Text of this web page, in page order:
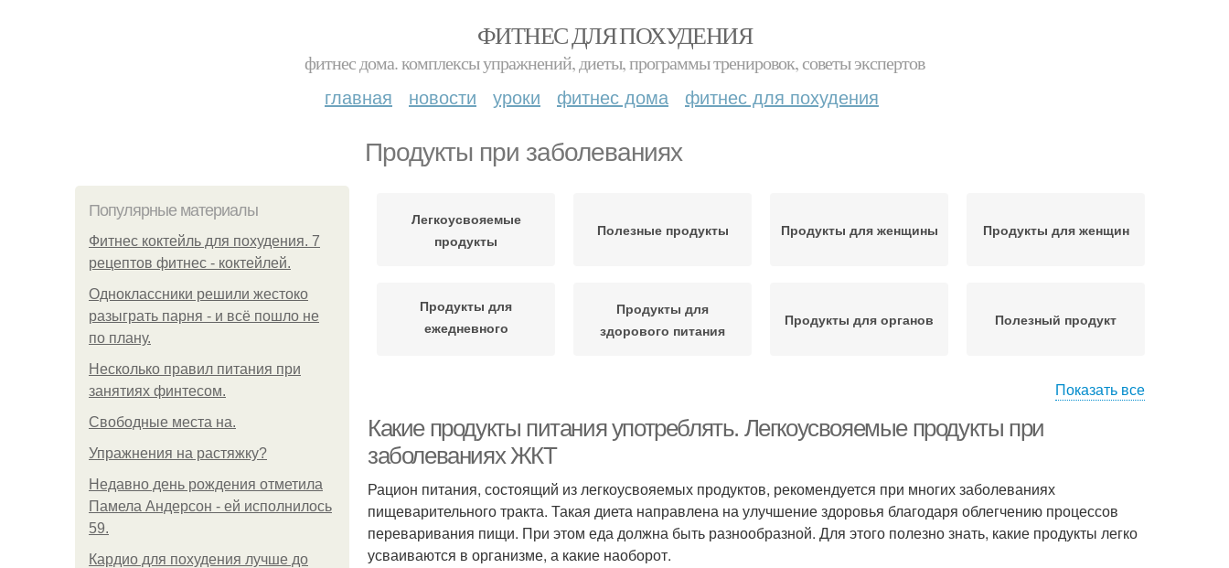
ФИТНЕС ДЛЯ ПОХУДЕНИЯ
фитнес дома. комплексы упражнений, диеты, программы тренировок, советы экспертов
главная новости уроки фитнес дома фитнес для похудения
Продукты при заболеваниях
Популярные материалы
Фитнес коктейль для похудения. 7
рецептов фитнес - коктейлей.
Одноклассники решили жестоко
разыграть парня - и всё пошло не
по плану.
Несколько правил питания при
занятиях финтесом.
Свободные места на.
Упражнения на растяжку?
Недавно день рождения отметила
Памела Андерсон - ей исполнилось
59.
Кардио для похудения лучше до
Легкоусвояемые
продукты
Полезные продукты Продукты для женщины Продукты для женщин
Продукты для
ежедневного
Продукты для
здорового питания
Продукты для органов Полезный продукт
Показать все
Какие продукты питания употреблять. Легкоусвояемые продукты при
заболеваниях ЖКТ
Рацион питания, состоящий из легкоусвояемых продуктов, рекомендуется при многих заболеваниях
пищеварительного тракта. Такая диета направлена на улучшение здоровья благодаря облегчению процессов
переваривания пищи. При этом еда должна быть разнообразной. Для этого полезно знать, какие продукты легко
усваиваются в организме, а какие наоборот.